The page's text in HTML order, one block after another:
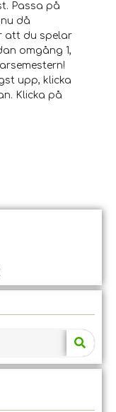
Passa på
då
att du spelar
omgång 1,
upp, klicka
Klicka på